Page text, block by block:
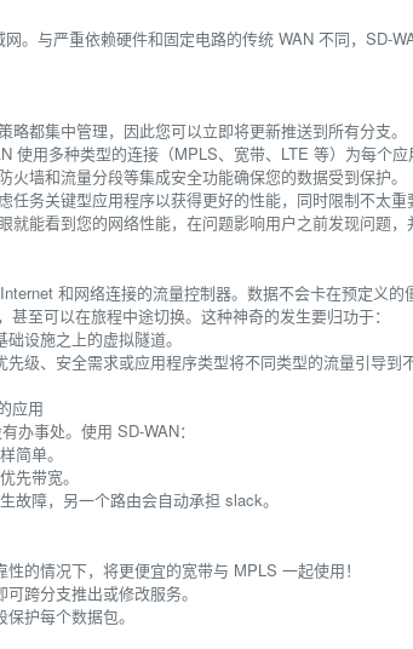
。与严重依赖硬件和固定电路的传统 WAN 不同，SD-
略都集中管理，因此您可以立即将更新推送到所有分支。
使用多种类型的连接（MPLS、宽带、LTE 等）为每个应
火墙和流量分段等集成安全功能确保您的数据受到保护。
任务关键型应用程序以获得更好的性能，同时限制不太重
就能看到您的网络性能，在问题影响用户之前发现问题，
和网络连接的流量控制器。数据不会卡在预定义
至可以在旅程中途切换。这种神奇的发生要归功于：
设施之上的虚拟隧道。
级、安全需求或应用程序类型将不同类型的流量引导到
应用
办事处。使用 SD-WAN：
简单。
先带宽。
故障，另一个路由会自动承担 slack。
的情况下，将更便宜的宽带与 MPLS 一起使用！
跨分支推出或修改服务。
护每个数据包。